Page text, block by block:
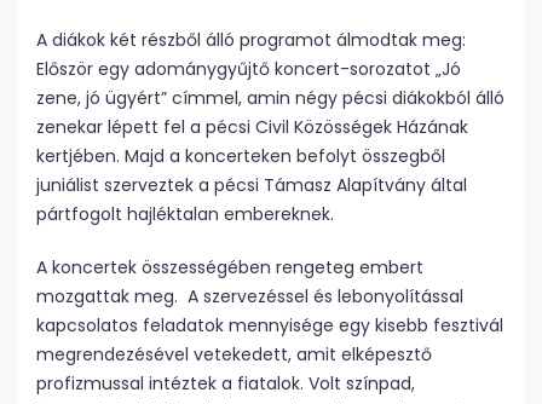
A diákok két részből álló programot álmodtak meg:
Először egy adománygyűjtő koncert-sorozatot „Jó
zene, jó ügyért” címmel, amin négy pécsi diákokból álló
zenekar lépett fel a pécsi Civil Közösségek Házának
kertjében. Majd a koncerteken befolyt összegből
juniálist szerveztek a pécsi Támasz Alapítvány által
pártfogolt hajléktalan embereknek.
A koncertek összességében rengeteg embert
mozgattak meg. A szervezéssel és lebonyolítással
kapcsolatos feladatok mennyisége egy kisebb fesztivál
megrendezésével vetekedett, amit elképesztő
profizmussal intéztek a fiatalok. Volt színpad,